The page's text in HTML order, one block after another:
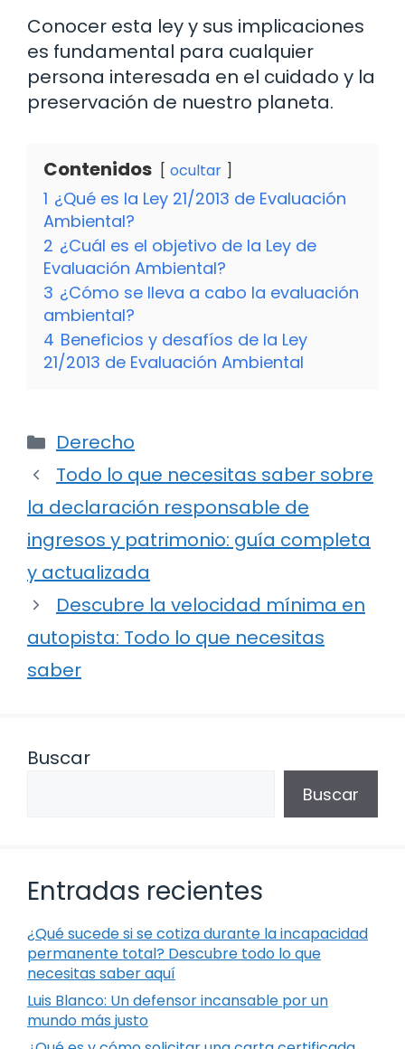
Conocer esta ley y sus implicaciones
es fundamental para cualquier
persona interesada en el cuidado y la
preservación de nuestro planeta.
Contenidos ocultar
1 ¿Qué es la Ley 21/2013 de Evaluación
Ambiental?
2 ¿Cuál es el objetivo de la Ley de
Evaluación Ambiental?
3 ¿Cómo se lleva a cabo la evaluación
ambiental?
4 Beneficios y desafíos de la Ley
21/2013 de Evaluación Ambiental
Categorías
Derecho
Todo lo que necesitas saber sobre
la declaración responsable de
ingresos y patrimonio: guía completa
y actualizada
Descubre la velocidad mínima en
autopista: Todo lo que necesitas
saber
Buscar
Buscar
Entradas recientes
¿Qué sucede si se cotiza durante la incapacidad
permanente total? Descubre todo lo que
necesitas saber aquí
Luis Blanco: Un defensor incansable por un
mundo más justo